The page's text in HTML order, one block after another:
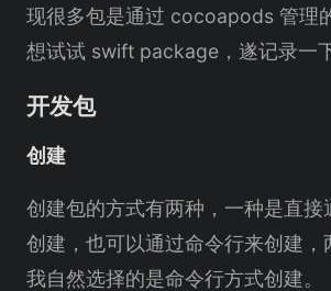
现很多包是通过 cocoapods 管理
想试试 swift package，遂记录一
开发包
创建
创建包的方式有两种，一种是直
创建，也可以通过命令行来创建，
我自然选择的是命令行方式创建。